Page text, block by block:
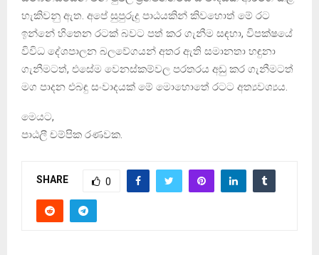
හැකිවනු ඇත. අපේ සුපුරුදු පාඨයකින් කිවහොත් මේ රට
ඉන්නේ හිතෙන රටක් බවට පත් කර ගැනීම සඳහා, විපක්ෂයේ
විවිධ දේශපාලන බලවේගයන් අතර ඇති සමානතා හඳුනා
ගැනීමටත්, එසේම වෙනස්කම්වල පරතරය අඩු කර ගැනීමටත්
මග පාදන එබඳු සංවාදයක් මේ මොහොතේ රටට අත්‍යවශ්‍යය.
මෙයට,
පාඨලී චම්පික රණවක.
SHARE 0